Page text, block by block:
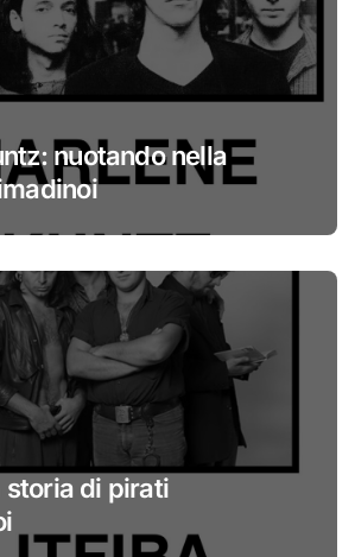
nuotando nella
storia di pirati